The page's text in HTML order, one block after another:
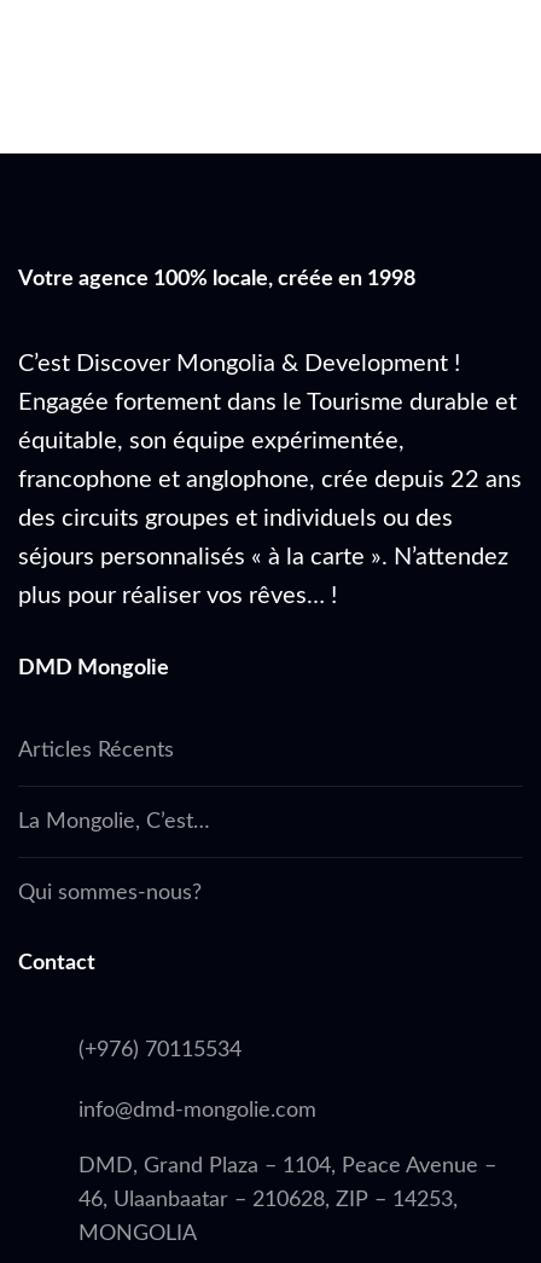
Votre agence 100% locale, créée en 1998
C’est Discover Mongolia & Development !
Engagée fortement dans le Tourisme durable et
équitable, son équipe expérimentée,
francophone et anglophone, crée depuis 22 ans
des circuits groupes et individuels ou des
séjours personnalisés « à la carte ». N’attendez
plus pour réaliser vos rêves… !
DMD Mongolie
Articles Récents
La Mongolie, C’est…
Qui sommes-nous?
Contact
(+976) 70115534
info@dmd-mongolie.com
DMD, Grand Plaza – 1104, Peace Avenue –
46, Ulaanbaatar – 210628, ZIP – 14253,
MONGOLIA